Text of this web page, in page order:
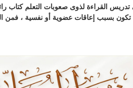
تدريس القراءة لذوى صعوبات التعلم كتاب
تكون بسبب إعاقات عضوية أو نفسية ، فمن